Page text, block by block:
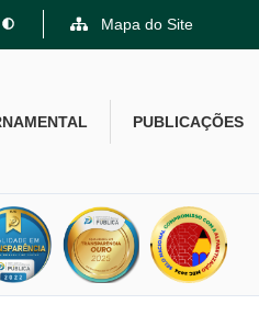
Mapa do Site
PUBLICAÇÕES